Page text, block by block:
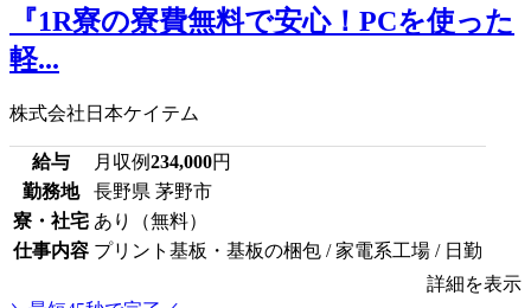
『1R寮の寮費無料で安心！PCを使った
軽...
株式会社日本ケイテム
給与 月収例234,000円
勤務地
長野県 茅野市
寮・社宅 あり（無料）
仕事内容 プリント基板・基板の梱包 / 家電系工場 / 日勤
詳細を表示